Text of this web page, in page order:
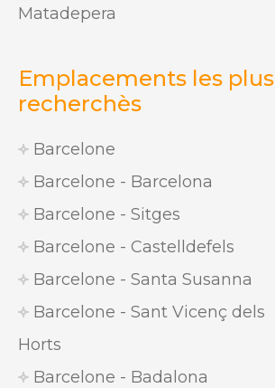
Matadepera
Emplacements les plus
recherchès
Barcelone
Barcelone - Barcelona
Barcelone - Sitges
Barcelone - Castelldefels
Barcelone - Santa Susanna
Barcelone - Sant Vicenç dels
Horts
Barcelone - Badalona